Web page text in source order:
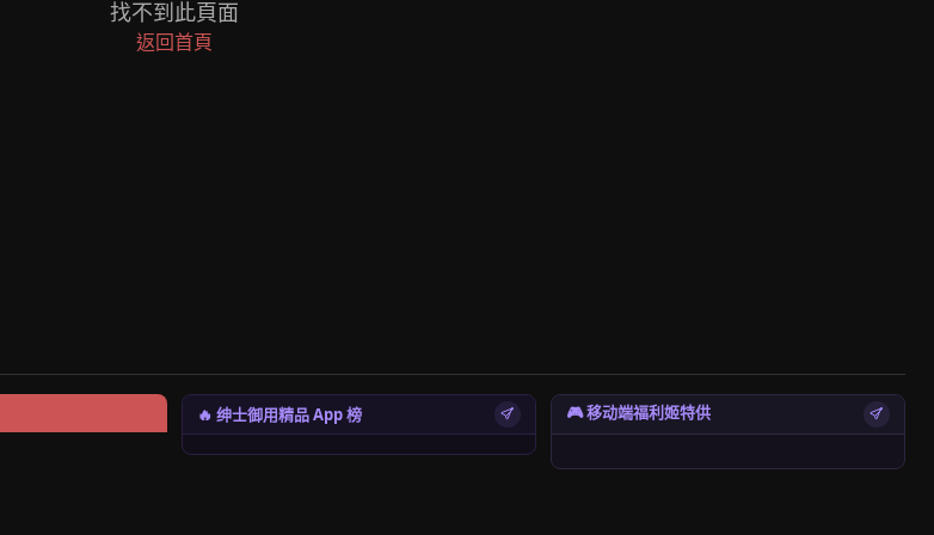
找不到此頁面
返回首頁
🔥 绅士御用精品 App 榜 🎮 移动端福利姬特供